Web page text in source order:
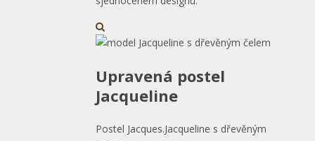
Upravená postel
Jacqueline
Postel Jacques.Jacqueline s dřevěným